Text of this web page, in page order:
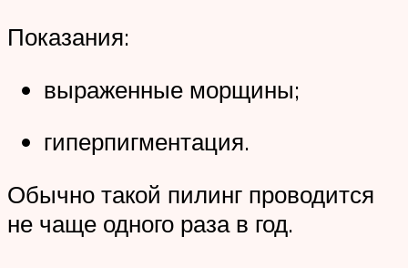
Показания:
выраженные морщины;
гиперпигментация.
Обычно такой пилинг проводится
не чаще одного раза в год.